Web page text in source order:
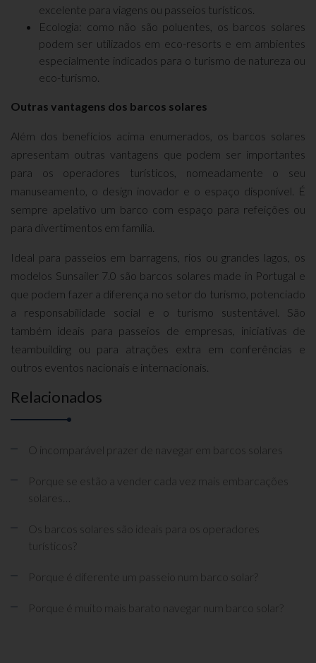
excelente para viagens ou passeios turísticos.
Ecologia: como não são poluentes, os barcos solares
podem ser utilizados em eco-resorts e em ambientes
especialmente indicados para o turismo de natureza ou
eco-turismo.
Outras vantagens dos barcos solares
Além dos benefícios acima enumerados, os barcos solares
apresentam outras vantagens que podem ser importantes
para os operadores turísticos, nomeadamente o seu
manuseamento, o design inovador e o espaço disponível. É
sempre apelativo um barco com espaço para refeições ou
para divertimentos em família.
Ideal para passeios em barragens, rios ou grandes lagos, os
modelos Sunsailer 7.0 são barcos solares made in Portugal e
que podem fazer a diferença no setor do turismo, potenciado
a responsabilidade social e o turismo sustentável. São
também ideais para passeios de empresas, iniciativas de
teambuilding ou para atrações extra em conferências e
outros eventos nacionais e internacionais.
Relacionados
O incomparável prazer de navegar em barcos solares
Porque se estão a vender cada vez mais embarcações
solares…
Os barcos solares são ideais para os operadores
turísticos?
Porque é diferente um passeio num barco solar?
Porque é muito mais barato navegar num barco solar?